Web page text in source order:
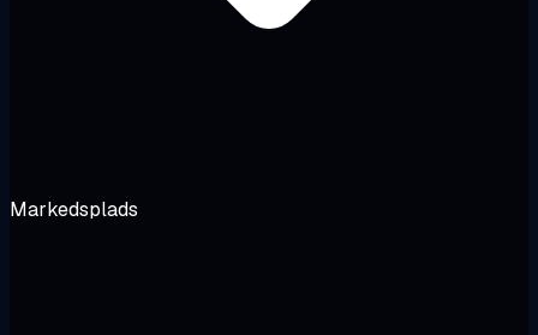
Markedsplads